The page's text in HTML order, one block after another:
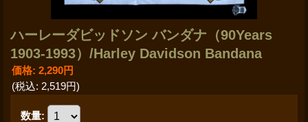
ハーレーダビッドソン バンダナ（90Years
1903-1993）/Harley Davidson Bandana
価格: 2,290円
(税込: 2,519円)
数量: